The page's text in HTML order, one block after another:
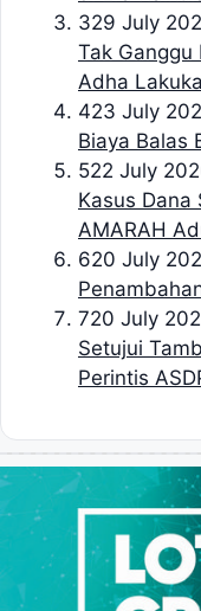
329 July
Tak Ganggu
Adha
423 July
Biaya Balas
522 July
Kasus Dana
AMARAH
620 July
720 July
Setujui
Perintis